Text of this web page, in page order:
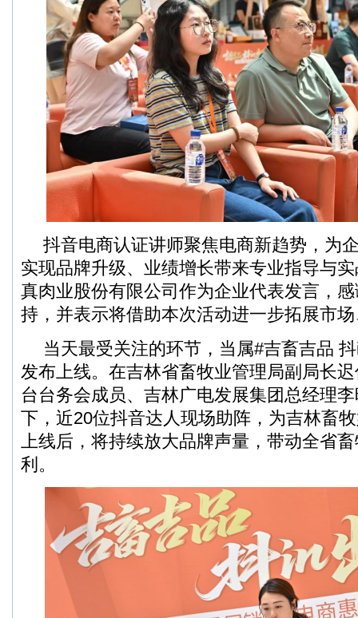
抖音电商认证讲师聚焦电商新趋势，为
实现品牌升级、业绩增长带来专业指导与
真肉业股份有限公司作为企业代表发言，
持，并表示将借助本次活动进一步拓展市
当天最受关注的环节，当属#吉畜吉品
发布上线。在吉林省畜牧业管理局副局长
台台务会成员、吉林广电发展集团总经理
下，近20位抖音达人现场助阵，为吉林畜
上线后，将持续放大品牌声量，带动全省
利。